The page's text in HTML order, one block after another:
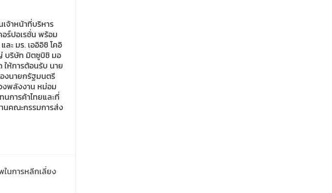
เจ้าหน้าที่บริหาร
ร์ปอเรชั่น พร้อม
ะ มร. เออิอิชิ โคอิ
บริษัท มิตซูบิชิ มอ
ให้การต้อนรับ นาย
งนายกรัฐมนตรี
งพลังงาน หม่อม
การค้าไทยและที่
นคณะกรรมการส่ง
ในการหลีกเลี่ยง